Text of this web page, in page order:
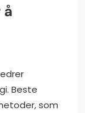
Beste
som